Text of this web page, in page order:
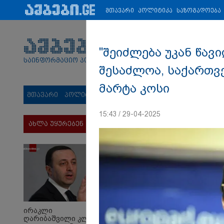
პარტნიორები: ახალი ამბები ეკონომიკა ვიდეო
საინფორმაციო პორტალი
მთავარი პოლიტიკა საზოგადოება
ახლა უყურებენ
ირაკლი
ღარიბაშვილი კლინიკაში
მთავარი პოლიტიკა საზოგადოება
"შეიძლება უკან
შესაძლოა,
მარტა კოსი
15:43 / 29-04-2025